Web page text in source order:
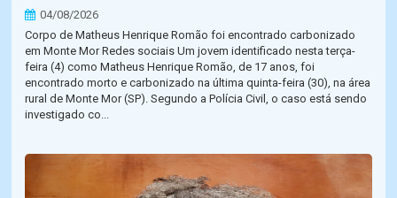
04/08/2026
Corpo de Matheus Henrique Romão foi encontrado carbonizado
em Monte Mor Redes sociais Um jovem identificado nesta terça-
feira (4) como Matheus Henrique Romão, de 17 anos, foi
encontrado morto e carbonizado na última quinta-feira (30), na área
rural de Monte Mor (SP). Segundo a Polícia Civil, o caso está sendo
investigado co...